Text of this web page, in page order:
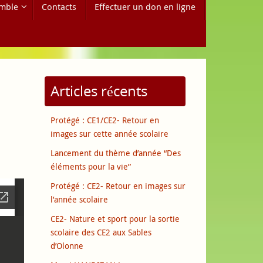
Contacts Effectuer un don en ligne
Articles récents
Protégé : CE1/CE2- Retour en
images sur cette année scolaire
Lancement du thème d’année “Des
éléments pour la vie”
Protégé : CE2- Retour en images sur
l’année scolaire
CE2- Nature et sport pour la sortie
scolaire des CE2 aux Sables
d’Olonne